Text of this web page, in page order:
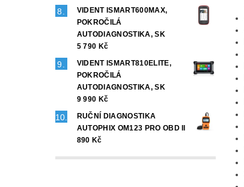
VIDENT ISMART600MAX,
POKROČILÁ
AUTODIAGNOSTIKA, SK
5 790 Kč
VIDENT ISMART810ELITE,
POKROČILÁ
AUTODIAGNOSTIKA, SK
9 990 Kč
RUČNÍ DIAGNOSTIKA
AUTOPHIX OM123 PRO OBD II
890 Kč